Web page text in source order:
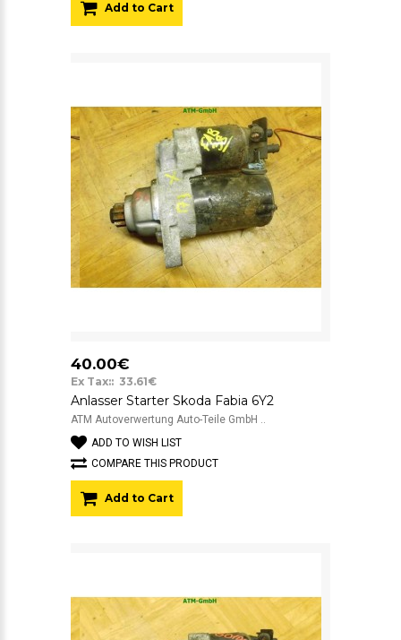
Add to Cart
40.00€
Ex Tax:: 33.61€
Anlasser Starter Skoda Fabia 6Y2
ATM Autoverwertung Auto-Teile GmbH ..
ADD TO WISH LIST
COMPARE THIS PRODUCT
Add to Cart